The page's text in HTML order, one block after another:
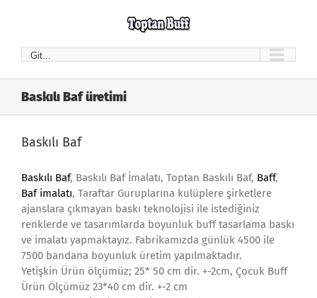
Git...
Baskılı Baf üretimi
Baskılı Baf
Baskılı Baf, Baskılı Baf İmalatı, Toptan Baskılı Baf, Baff,
Baf imalatı, Taraftar Guruplarına kulüplere şirketlere
ajanslara çıkmayan baskı teknolojisi ile istediğiniz
renklerde ve tasarımlarda boyunluk buff tasarlama baskı
ve imalatı yapmaktayız. Fabrikamızda günlük 4500 ile
7500 bandana boyunluk üretim yapılmaktadır.
Yetişkin Ürün ölçümüz; 25* 50 cm dir. +-2cm, Çocuk Buff
Ürün Ölçümüz 23*40 cm dir. +-2 cm